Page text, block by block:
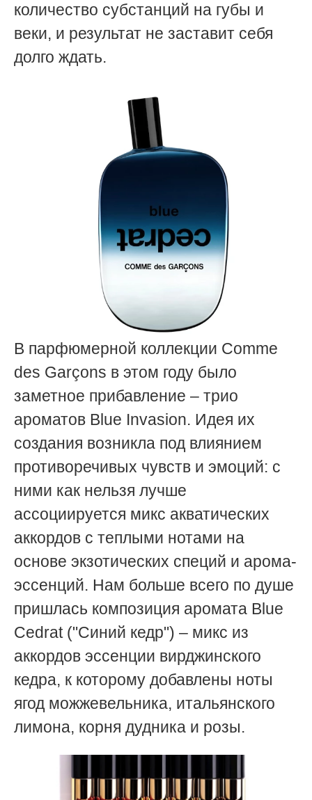
количество субстанций на губы и
веки, и результат не заставит себя
долго ждать.
В парфюмерной коллекции Comme
des Garçons в этом году было
заметное прибавление – трио
ароматов Blue Invasion. Идея их
создания возникла под влиянием
противоречивых чувств и эмоций: с
ними как нельзя лучше
ассоциируется микс акватических
аккордов с теплыми нотами на
основе экзотических специй и арома-
эссенций. Нам больше всего по душе
пришлась композиция аромата Blue
Cedrat ("Синий кедр") – микс из
аккордов эссенции вирджинского
кедра, к которому добавлены ноты
ягод можжевельника, итальянского
лимона, корня дудника и розы.